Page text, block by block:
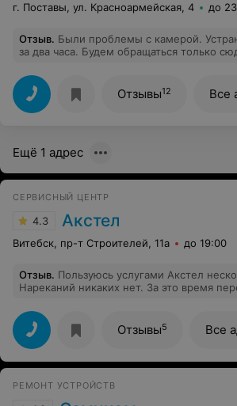
г. Поставы, ул. Красноармейская, 4 до
Отзыв. Были проблемы с камерой.
за два часа. Будем обращаться только
Отзывы12 Все
Ещё 1 адрес
СЕРВИСНЫЙ ЦЕНТР
4.3 Акстел
Витебск, пр-т Строителей, 11а до 19:00
Отзыв. Пользуюсь услугами Акстел
Нареканий никаких нет. За это время
на более мощные. Работают уже два
раз ремонтировали телефоны для
нареканий. Все устраивает.
Отзывы5 Все
РЕМОНТ УСТРОЙСТВ